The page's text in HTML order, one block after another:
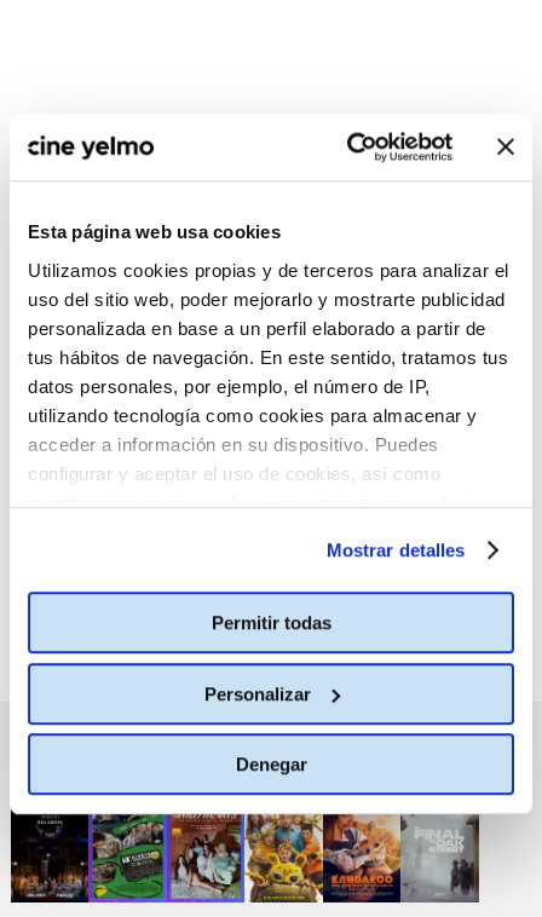
Esta página web usa cookies
Utilizamos cookies propias y de terceros para analizar el
uso del sitio web, poder mejorarlo y mostrarte publicidad
personalizada en base a un perfil elaborado a partir de
tus hábitos de navegación. En este sentido, tratamos tus
datos personales, por ejemplo, el número de IP,
utilizando tecnología como cookies para almacenar y
acceder a información en su dispositivo. Puedes
configurar y aceptar el uso de cookies, así como
modificar tus opciones de consentimiento en cualquier
Mostrar detalles
Permitir todas
Personalizar
Denegar
CONSULTA MÁS HORARIOS
:(
No hay películas con el
criterio de búsqueda